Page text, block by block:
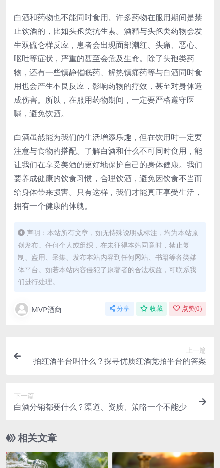
白酒和药物也不能同时食用。许多药物在服用期间是禁
止饮酒的，比如头孢类抗生素。酒精与头孢类药物会发
生双硫仑样反应，患者会出现面部潮红、头痛、恶心、
呕吐等症状，严重的甚至会危及生命。除了头孢类药
物，还有一些镇静催眠药、解热镇痛药等与白酒同时食
用也会产生不良反应，影响药物的疗效，甚至对身体造
成伤害。所以，在服用药物期间，一定要严格遵守医
嘱，避免饮酒。
白酒虽然能为我们的生活增添乐趣，但在饮用时一定要
注意与食物的搭配。了解白酒和什么不可同时食用，能
让我们在享受美酒的更好地保护自己的身体健康。我们
要养成健康的饮食习惯，合理饮酒，避免因饮食不当而
给身体带来损害。只有这样，我们才能真正享受生活，
拥有一个健康的体魄。
声明：本站所有文章，如无特殊说明或标注，均为本站原
创发布。任何个人或组织，在未征得本站同意时，禁止复
制、盗用、采集、发布本站内容到任何网站、书籍等各类媒
体平台。如若本站内容侵犯了原著者的合法权益，可联系我
们进行处理。
MVP酒商 分享 收藏 点赞(0)
上一篇
拍红酒平台叫什么？探寻优质红酒竞拍平台的答案
下一篇
白酒分销都要什么？渠道、资质、策略一个不能少
相关文章